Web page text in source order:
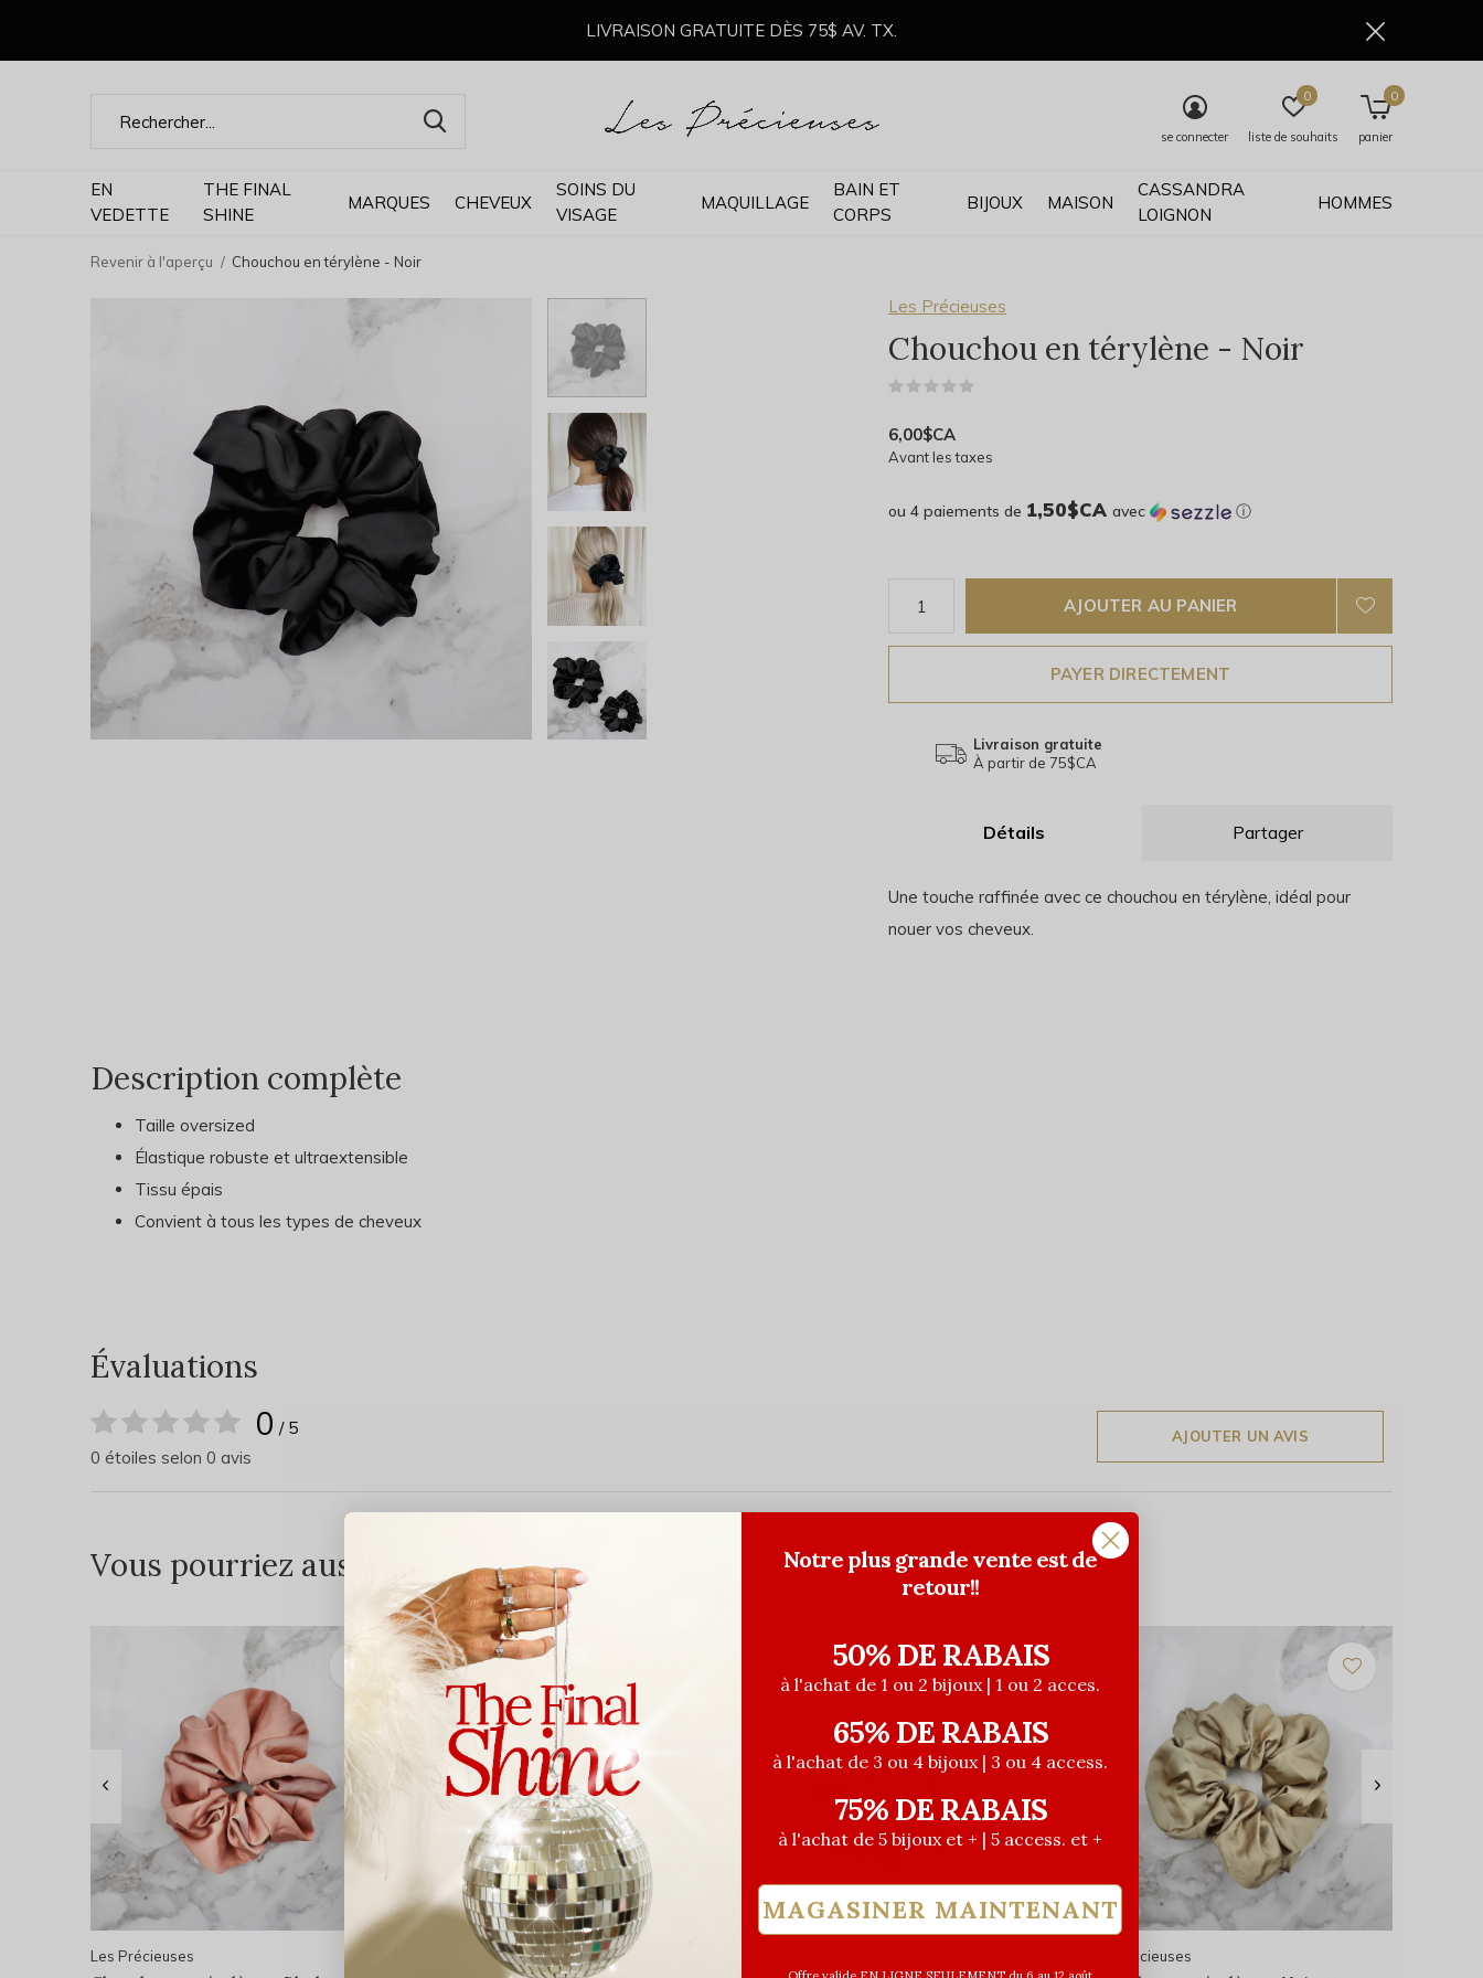
EN
VEDETTE
THE FINAL
SHINE
MARQUES CHEVEUX
SOINS DU
VISAGE
MAQUILLAGE
BAIN ET
CORPS
BIJOUX MAISON
CASSANDRA
LOIGNON
HOMMES
se connecter liste de souhaits
0
panier
0
LIVRAISON GRATUITE DÈS 75$ AV. TX.
Revenir à l'aperçu Chouchou en térylène - Noir
Les Précieuses
Chouchou en térylène - Noir
6,00$CA
Avant les taxes
ou 4 paiements de 1,50$CA avec ⓘ
AJOUTER AU PANIER
PAYER DIRECTEMENT
Livraison gratuite
À partir de 75$CA
Détails Partager
Une touche raffinée avec ce chouchou en térylène, idéal pour
nouer vos cheveux.
Description complète
Taille oversized
Élastique robuste et ultraextensible
Tissu épais
Convient à tous les types de cheveux
Évaluations
0 / 5
0 étoiles selon 0 avis
AJOUTER UN AVIS
Vous pourriez aussi aimer...
Les Précieuses Les Précieuses Les Précieuses
Notre plus grande vente est de
retour!!
50% DE RABAIS
à l'achat de 1 ou 2 bijoux | 1 ou 2 acces.
65% DE RABAIS
à l'achat de 3 ou 4 bijoux | 3 ou 4 access.
75% DE RABAIS
à l'achat de 5 bijoux et + | 5 access. et +
MAGASINER MAINTENANT